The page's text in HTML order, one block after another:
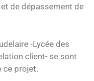
de dépassement de
-Lycée des
client- se sont
ce projet.